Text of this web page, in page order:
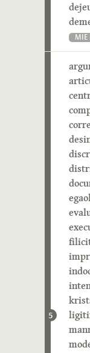
MIE
5